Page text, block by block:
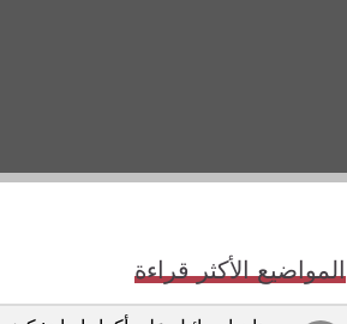
المواضيع الأكثر قراءة